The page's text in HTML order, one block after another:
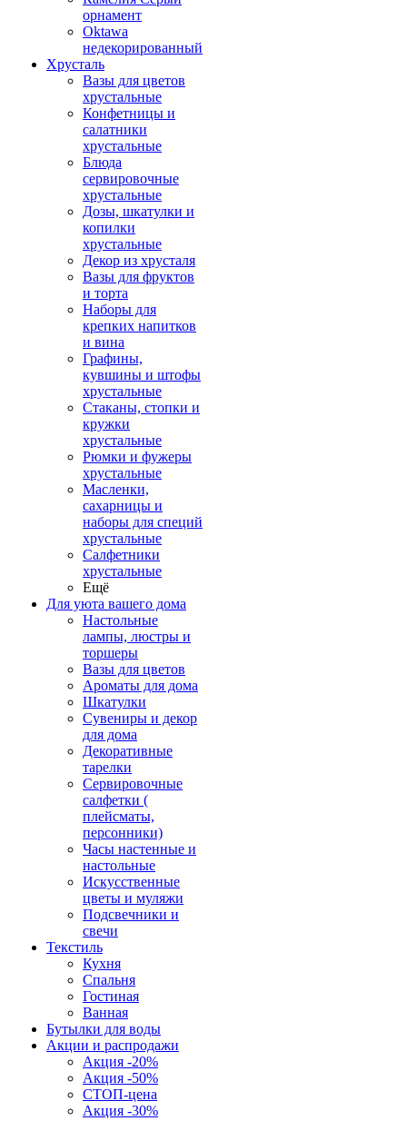
орнамент
Oktawa
недекорированный
Хрусталь
Вазы для цветов
хрустальные
Конфетницы и
салатники
хрустальные
Блюда
сервировочные
хрустальные
Дозы, шкатулки и
копилки
хрустальные
Декор из хрусталя
Вазы для фруктов
и торта
Наборы для
крепких напитков
и вина
Графины,
кувшины и штофы
хрустальные
Стаканы, стопки и
кружки
хрустальные
Рюмки и фужеры
хрустальные
Масленки,
сахарницы и
наборы для специй
хрустальные
Салфетники
хрустальные
Ещё
Для уюта вашего дома
Настольные
лампы, люстры и
торшеры
Вазы для цветов
Ароматы для дома
Шкатулки
Сувениры и декор
для дома
Декоративные
тарелки
Сервировочные
салфетки (
плейсматы,
персонники)
Часы настенные и
настольные
Искусственные
цветы и муляжи
Подсвечники и
свечи
Текстиль
Кухня
Спальня
Гостиная
Ванная
Бутылки для воды
Акции и распродажи
Акция -20%
Акция -50%
СТОП-цена
Акция -30%